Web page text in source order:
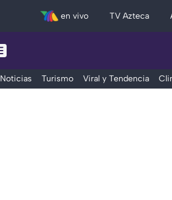
en vivo TV Azteca
Noticias Turismo Viral y Tendencia